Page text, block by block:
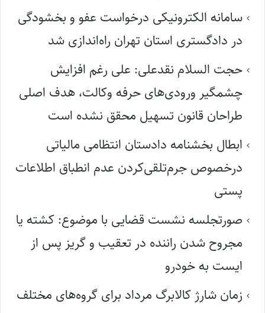
سامانه الکترونیکی درخواست عفو و بخشودگی
در دادگستری استان تهران راه‌اندازی شد
حجت السلام نقدعلی: علی رغم افزایش
چشمگیر ورودی‌های حرفه وکالت، هدف اصلی
طراحان قانون تسهیل محقق نشده است
ابطال بخشنامه دادستان انتظامی مالیاتی
درخصوص جرم‌تلقی‌کردن عدم انطباق اطلاعات
پستی
صورتجلسه نشست قضایی با موضوع: کشته یا
مجروح شدن راننده در تعقیب و گریز پس از
ایست به خودرو
زمان شارژ کالابرگ مرداد برای گروه‌های مختلف